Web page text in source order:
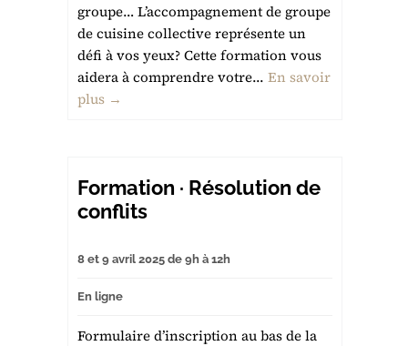
groupe… L’accompagnement de groupe
de cuisine collective représente un
défi à vos yeux? Cette formation vous
aidera à comprendre votre... En savoir
plus →
Formation · Résolution de
conflits
8 et 9 avril 2025 de 9h à 12h
En ligne
Formulaire d’inscription au bas de la